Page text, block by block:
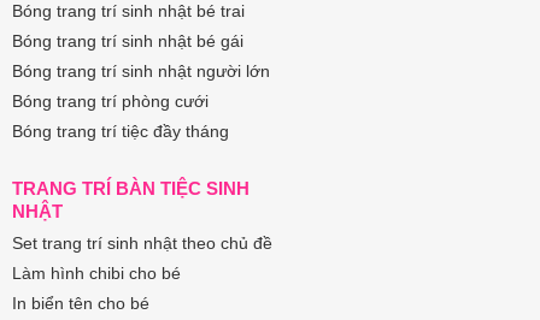
Bóng trang trí sinh nhật bé trai
Bóng trang trí sinh nhật bé gái
Bóng trang trí sinh nhật người lớn
Bóng trang trí phòng cưới
Bóng trang trí tiệc đầy tháng
TRANG TRÍ BÀN TIỆC SINH
NHẬT
Set trang trí sinh nhật theo chủ đề
Làm hình chibi cho bé
In biển tên cho bé